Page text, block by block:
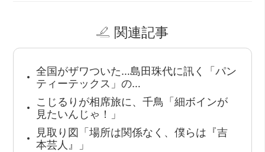
関連記事
全国がザワついた…島田珠代に訊く「パン
ティーテックス」の…
こじるりが相席旅に、千鳥「細ボインが
見たいんじゃ！」
見取り図「場所は関係なく、僕らは『吉
本芸人』」